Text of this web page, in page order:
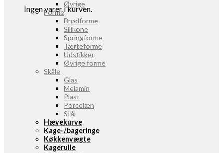
Ingen varer i kurven.
Øvrige
Forme
Brødforme
Silikone
Springforme
Tærteforme
Udstikker
Øvrige forme
Skåle
Glas
Melamin
Plast
Porcelæn
Stål
Hævekurve
Kage-/bageringe
Køkkenvægte
Kagerulle